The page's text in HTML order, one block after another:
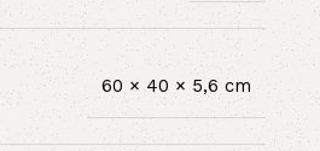
60 × 40 × 5,6 cm